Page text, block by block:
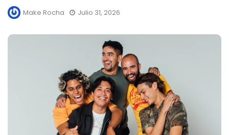
Make Rocha Julio 31, 2026